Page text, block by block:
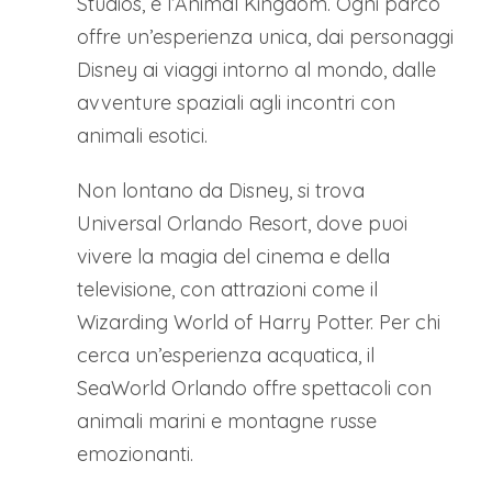
offre un’esperienza unica, dai personaggi
Disney ai viaggi intorno al mondo, dalle
avventure spaziali agli incontri con
animali esotici.
Non lontano da Disney, si trova
Universal Orlando Resort, dove puoi
vivere la magia del cinema e della
televisione, con attrazioni come il
Wizarding World of Harry Potter. Per chi
cerca un’esperienza acquatica, il
SeaWorld Orlando offre spettacoli con
animali marini e montagne russe
emozionanti.